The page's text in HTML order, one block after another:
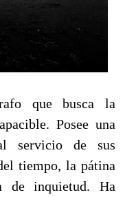
que busca la
Posee una
servicio de sus
tiempo, la pátina
de inquietud. Ha